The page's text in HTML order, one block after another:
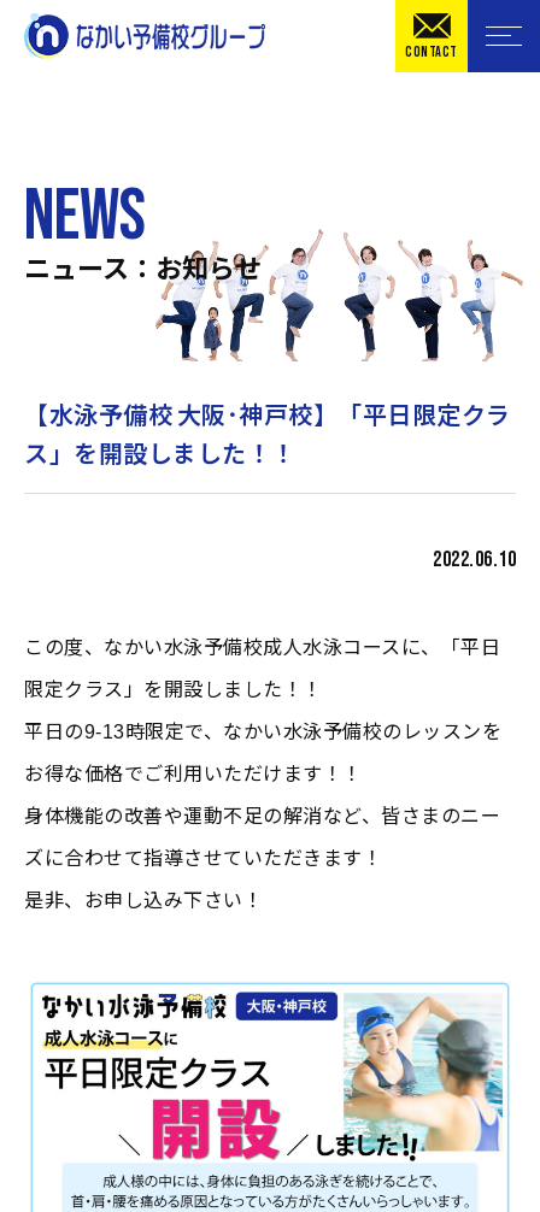
CONTACT
NEWS
ニュース：お知らせ
【水泳予備校 大阪･神戸校】「平日限定クラ
ス」を開設しました！！
2022.06.10
この度、なかい水泳予備校成人水泳コースに、「平日
限定クラス」を開設しました！！
平日の9-13時限定で、なかい水泳予備校のレッスンを
お得な価格でご利用いただけます！！
身体機能の改善や運動不足の解消など、皆さまのニー
ズに合わせて指導させていただきます！
是非、お申し込み下さい！